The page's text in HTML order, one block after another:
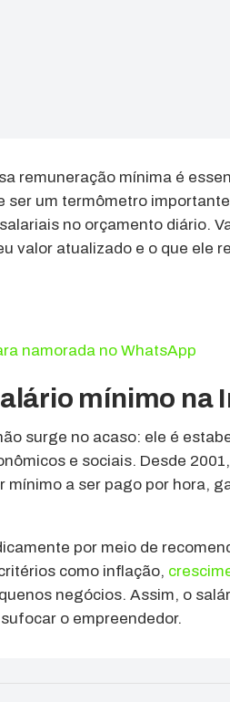
remuneração mínima é
ser um termômetro
no orçamento diário.
valor atualizado e o que ele
namorada no WhatsApp
mínimo na
surge no acaso: ele é
e sociais. Desde
mínimo a ser pago por hora,
por meio de
como inflação,
negócios. Assim, o
o empreendedor.